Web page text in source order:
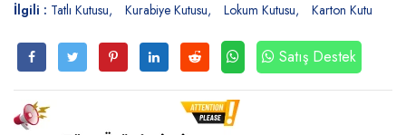
İlgili : Tatlı Kutusu Kurabiye Kutusu Lokum Kutusu Karton Kutu
Satış Destek